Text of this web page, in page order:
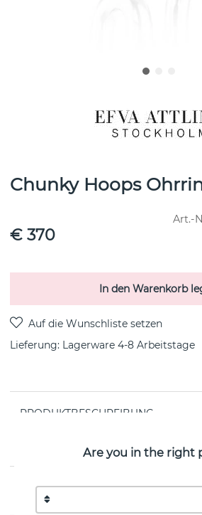
Chunky Hoops
Art.-
€ 370
In den Warenkorb
Lieferung: Lagerware 4-8 Arbeitstage
PRODUKTBESCHREIBUNG
schwedischen Marke Efva Attling
EIGENSCHAFTEN
Are you in the right